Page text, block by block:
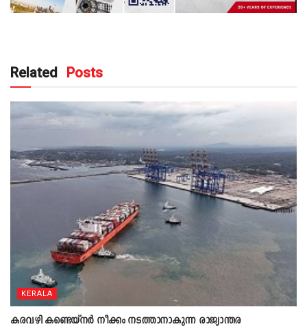
Related Posts
KERALA
കരവഴി കണ്ടെയ്നർ നീക്കം നടത്താനാകുന്ന രാജ്യാന്തര